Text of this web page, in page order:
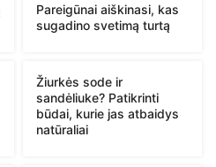
Pareigūnai aiškinasi, kas
sugadino svetimą turtą
Žiurkės sode ir
sandėliuke? Patikrinti
būdai, kurie jas atbaidys
natūraliai